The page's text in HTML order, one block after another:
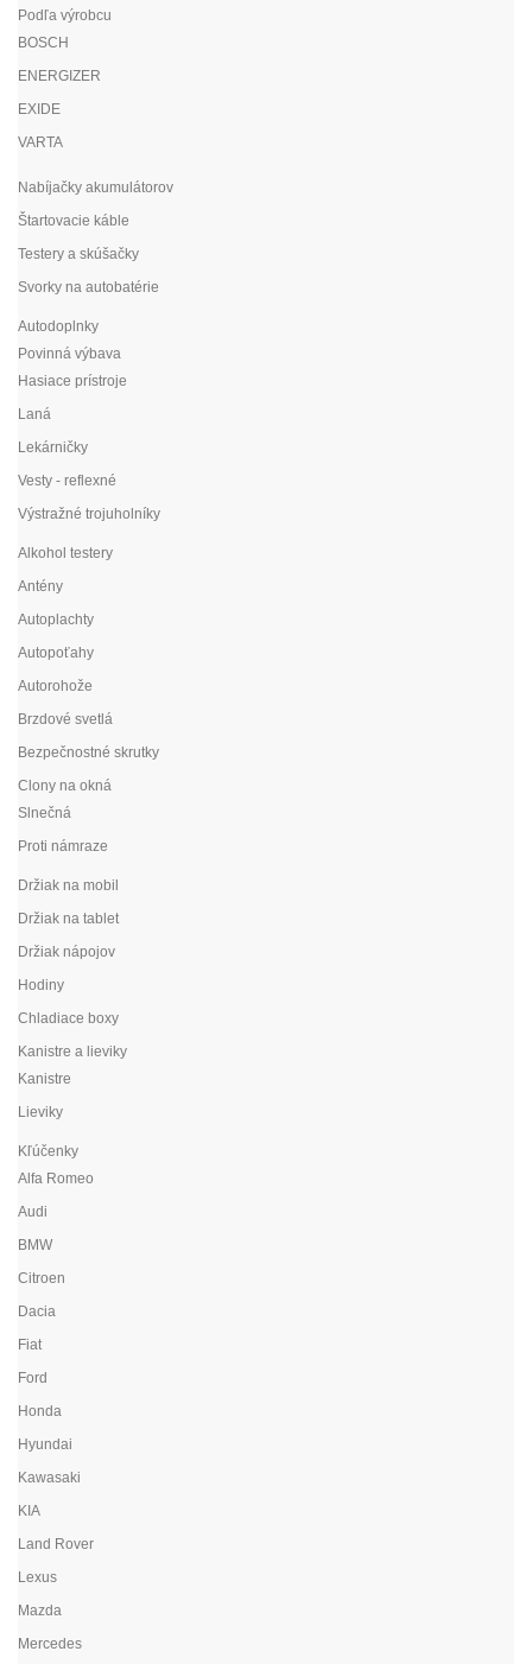
Podľa výrobcu
BOSCH
ENERGIZER
EXIDE
VARTA
Nabíjačky akumulátorov
Štartovacie káble
Testery a skúšačky
Svorky na autobatérie
Autodoplnky
Povinná výbava
Hasiace prístroje
Laná
Lekárničky
Vesty - reflexné
Výstražné trojuholníky
Alkohol testery
Antény
Autoplachty
Autopoťahy
Autorohože
Brzdové svetlá
Bezpečnostné skrutky
Clony na okná
Slnečná
Proti námraze
Držiak na mobil
Držiak na tablet
Držiak nápojov
Hodiny
Chladiace boxy
Kanistre a lieviky
Kanistre
Lieviky
Kľúčenky
Alfa Romeo
Audi
BMW
Citroen
Dacia
Fiat
Ford
Honda
Hyundai
Kawasaki
KIA
Land Rover
Lexus
Mazda
Mercedes